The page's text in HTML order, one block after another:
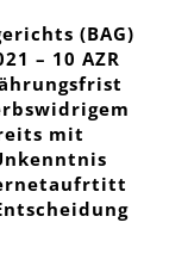
(BAG)
– 10 AZR
mit